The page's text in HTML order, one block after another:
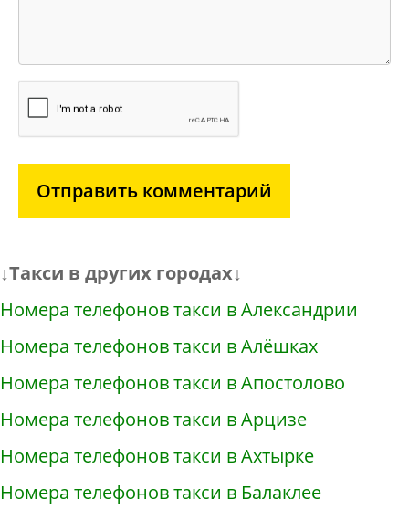
Отправить комментарий
↓Такси в других городах↓
Номера телефонов такси в Александрии
Номера телефонов такси в Алёшках
Номера телефонов такси в Апостолово
Номера телефонов такси в Арцизе
Номера телефонов такси в Ахтырке
Номера телефонов такси в Балаклее